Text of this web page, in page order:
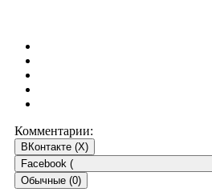
Комментарии:
ВКонтакте (X)
Facebook (
Обычные (0)